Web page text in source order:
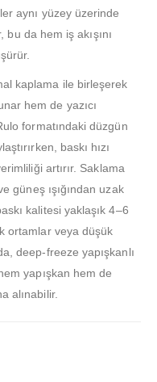
aynı yüzey üzerinde
da hem iş akışını
kaplama ile birleşerek
hem de yazıcı
formatındaki düzgün
baskı hızı
artırır. Saklama
güneş ışığından uzak
kalitesi yaklaşık 4–6
ortamlar veya düşük
deep‑freeze yapışkanlı
yapışkan hem de
alınabilir.